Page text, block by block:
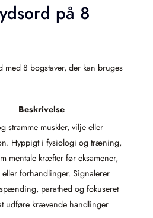
på 8
8 bogstaver, der kan bruges
Beskrivelse
stramme muskler, vilje eller
Hyppigt i fysiologi og træning,
mentale kræfter før eksamener,
forhandlinger. Signalerer
parathed og fokuseret
udføre krævende handlinger